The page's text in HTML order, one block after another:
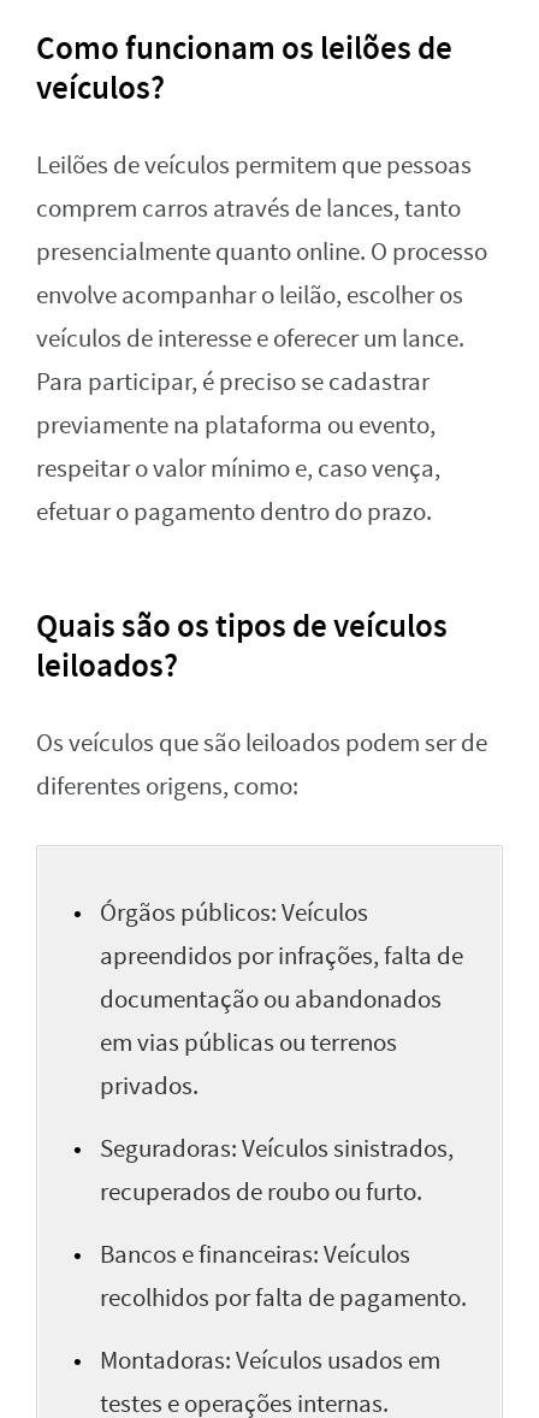
Como funcionam os leilões de
veículos?
Leilões de veículos permitem que pessoas
comprem carros através de lances, tanto
presencialmente quanto online. O processo
envolve acompanhar o leilão, escolher os
veículos de interesse e oferecer um lance.
Para participar, é preciso se cadastrar
previamente na plataforma ou evento,
respeitar o valor mínimo e, caso vença,
efetuar o pagamento dentro do prazo.
Quais são os tipos de veículos
leiloados?
Os veículos que são leiloados podem ser de
diferentes origens, como:
Órgãos públicos: Veículos
apreendidos por infrações, falta de
documentação ou abandonados
em vias públicas ou terrenos
privados.
Seguradoras: Veículos sinistrados,
recuperados de roubo ou furto.
Bancos e financeiras: Veículos
recolhidos por falta de pagamento.
Montadoras: Veículos usados em
testes e operações internas.